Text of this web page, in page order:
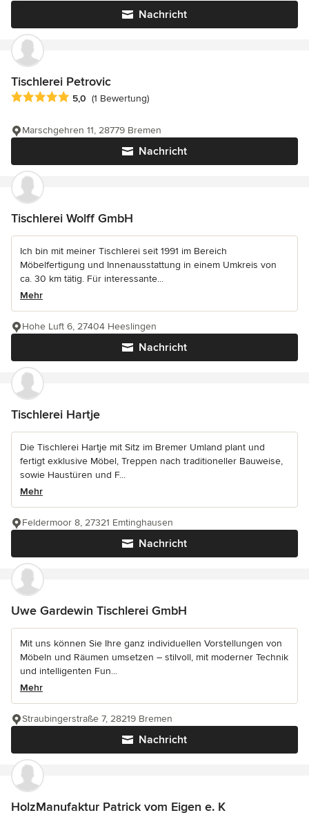
Nachricht
Tischlerei Petrovic
Durchschnittliche Bewertung: 5 von 5 Sternen
5,0 (1 Bewertung)
Nachricht
Marschgehren 11, 28779 Bremen
Tischlerei Wolff GmbH
Ich bin mit meiner Tischlerei seit 1991 im Bereich
Möbelfertigung und Innenausstattung in einem Umkreis von
ca. 30 km tätig. Für interessante...
Mehr
Nachricht
Hohe Luft 6, 27404 Heeslingen
Tischlerei Hartje
Die Tischlerei Hartje mit Sitz im Bremer Umland plant und
fertigt exklusive Möbel, Treppen nach traditioneller Bauweise,
sowie Haustüren und F...
Mehr
Nachricht
Feldermoor 8, 27321 Emtinghausen
Uwe Gardewin Tischlerei GmbH
Mit uns können Sie Ihre ganz individuellen Vorstellungen von
Möbeln und Räumen umsetzen – stilvoll, mit moderner Technik
und intelligenten Fun...
Mehr
Nachricht
Straubingerstraße 7, 28219 Bremen
HolzManufaktur Patrick vom Eigen e. K